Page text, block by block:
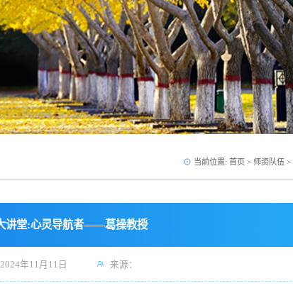
当前位置: 首页> 师资队伍>
讲堂:心灵导航者——葛操教授
年11月11日 来源：